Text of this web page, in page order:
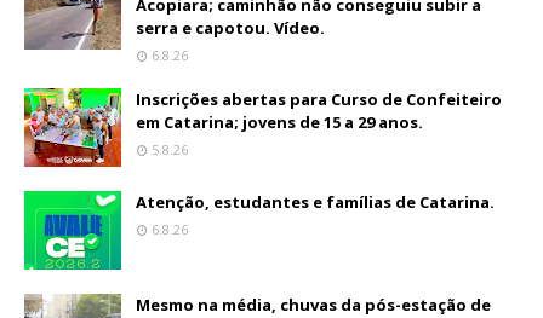
Acopiara; caminhão não conseguiu subir a
serra e capotou. Vídeo.
6.8.26
Inscrições abertas para Curso de Confeiteiro
em Catarina; jovens de 15 a 29 anos.
5.8.26
Atenção, estudantes e famílias de Catarina.
6.8.26
Mesmo na média, chuvas da pós-estação de